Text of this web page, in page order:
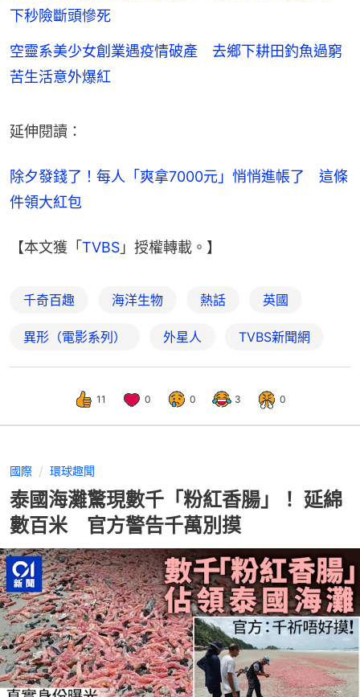
下秒險斷頭慘死
空靈系美少女創業遇疫情破產 去鄉下耕田釣魚過窮
苦生活意外爆紅
延伸閱讀：
除夕發錢了！每人「爽拿7000元」悄悄進帳了　這條
件領大紅包
【本文獲「 TVBS 」授權轉載。】
千奇百趣 海洋生物 熱話 英國
異形（電影系列） 外星人 TVBS新聞網
11 0 0 3 0
國際 環球趣聞
泰國海灘驚現數千「粉紅香腸」！ 延綿
數百米 官方警告千萬別摸